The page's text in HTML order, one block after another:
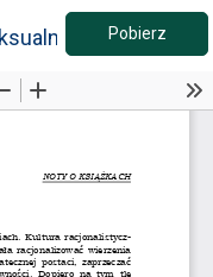
a Pobierz